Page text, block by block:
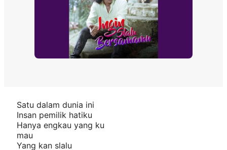
Satu dalam dunia ini
Insan pemilik hatiku
Hanya engkau yang ku
mau
Yang kan slalu